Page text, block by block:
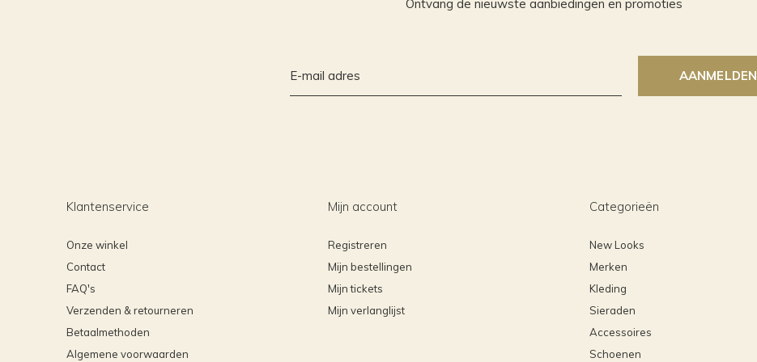
Ontvang de nieuwste aanbiedingen en promoties
AANMELDEN
Klantenservice
Onze winkel
Contact
FAQ's
Verzenden & retourneren
Betaalmethoden
Algemene voorwaarden
Mijn account
Registreren
Mijn bestellingen
Mijn tickets
Mijn verlanglijst
Categorieën
New Looks
Merken
Kleding
Sieraden
Accessoires
Schoenen